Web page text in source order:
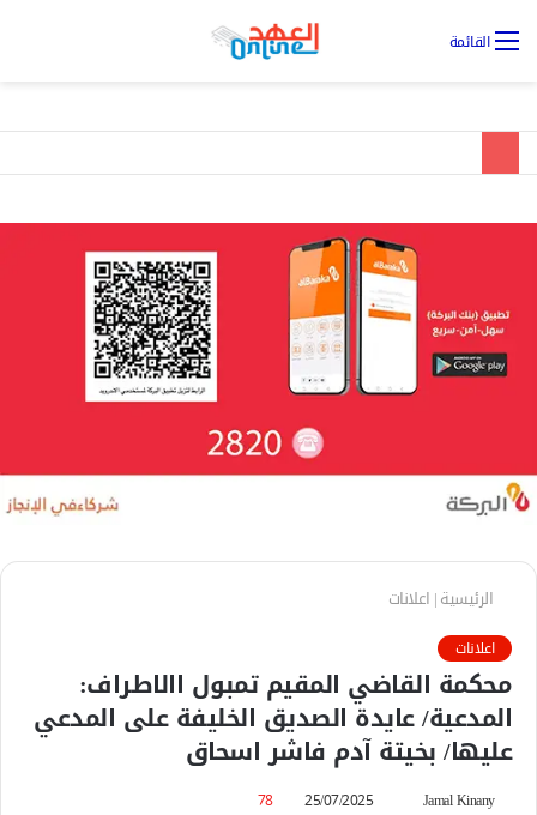
القائمة
الرئيسية| اعلانات
اعلانات
محكمة القاضي المقيم تمبول االاطراف:
المدعية/ عايدة الصديق الخليفة على المدعي
عليها/ بخيتة آدم فاشر اسحاق
Jamal Kinany
25/07/2025
78